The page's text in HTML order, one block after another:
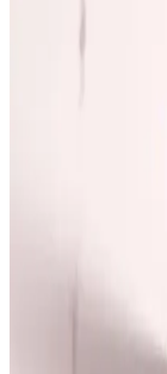
Ayaneo Next
Oyun Cihazı
Ayaneo Next 2,
performans
taşınabilirlik ve
Apple iPad
Geliştirmeleri
Apple, iPad Pro'da
tarafında
geliştirmeye